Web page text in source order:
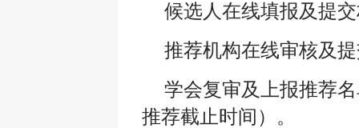
候选人在线填报及提
推荐机构在线审核及
学会复审及上报推荐
推荐截止时间）。